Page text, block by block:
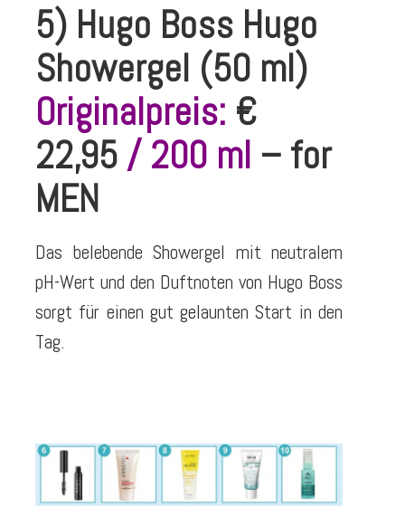
5) Hugo Boss Hugo
Showergel (50 ml)
Originalpreis: €
22,95 / 200 ml – for
MEN
Das belebende Showergel mit neutralem
pH-Wert und den Duftnoten von Hugo Boss
sorgt für einen gut gelaunten Start in den
Tag.